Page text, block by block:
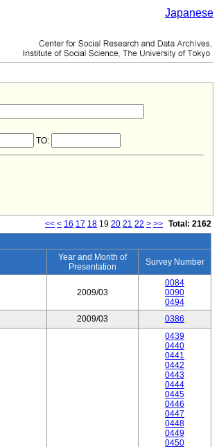
Japanese
TO:
<< < 16 17 18 19 20 21 22 > >> Total: 2162
Year and Month of
Presentation
Survey Number
2009/03
0084
0090
0494
2009/03 0386
0439
0440
0441
0442
0443
0444
0445
0446
0447
0448
0449
0450